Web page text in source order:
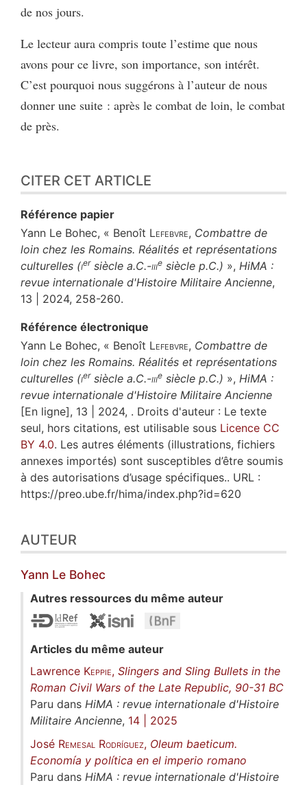
de nos jours.
Le lecteur aura compris toute l’estime que nous
avons pour ce livre, son importance, son intérêt.
C’est pourquoi nous suggérons à l’auteur de nous
donner une suite : après le combat de loin, le combat
de près.
CITER CET ARTICLE
Référence papier
Yann Le Bohec, « Benoît Lefebvre, Combattre de
loin chez les Romains. Réalités et représentations
culturelles (iersiècle a.C.-iiie siècle p.C.) », HiMA :
revue internationale d'Histoire Militaire Ancienne,
13 | 2024, 258-260.
Référence électronique
Yann Le Bohec, « Benoît Lefebvre, Combattre de
loin chez les Romains. Réalités et représentations
culturelles (iersiècle a.C.-iiie siècle p.C.) », HiMA :
revue internationale d'Histoire Militaire Ancienne
[En ligne], 13 | 2024, . Droits d'auteur : Le texte
seul, hors citations, est utilisable sous Licence CC
BY 4.0. Les autres éléments (illustrations, fichiers
annexes importés) sont susceptibles d’être soumis
à des autorisations d’usage spécifiques.. URL :
https://preo.ube.fr/hima/index.php?id=620
AUTEUR
Yann Le Bohec
Autres ressources du même auteur
Articles du même auteur
Lawrence Keppie, Slingers and Sling Bullets in the
Roman Civil Wars of the Late Republic, 90-31 BC
Paru dans HiMA : revue internationale d'Histoire
Militaire Ancienne, 14 | 2025
José Remesal Rodríguez, Oleum baeticum.
Economía y política en el imperio romano
Paru dans HiMA : revue internationale d'Histoire